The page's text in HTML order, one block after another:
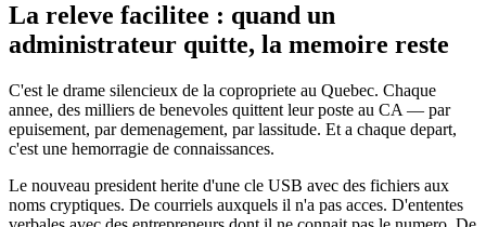
La releve facilitee : quand un
administrateur quitte, la memoire reste
C'est le drame silencieux de la copropriete au Quebec. Chaque
annee, des milliers de benevoles quittent leur poste au CA — par
epuisement, par demenagement, par lassitude. Et a chaque depart,
c'est une hemorragie de connaissances.
Le nouveau president herite d'une cle USB avec des fichiers aux
noms cryptiques. De courriels auxquels il n'a pas acces. D'ententes